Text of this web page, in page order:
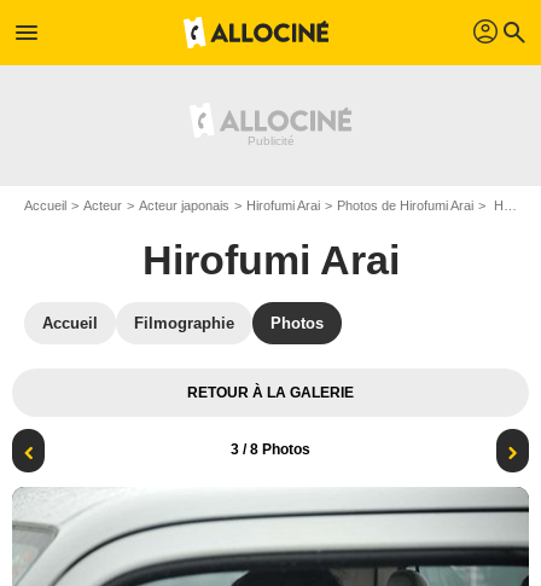
menu profil search
Accueil Acteur Acteur japonais Hirofumi Arai Photos de Hirofumi Arai Hyakuen no koi : Photo Hirofumi Arai, Sakura Andô
Hirofumi Arai
Accueil Filmographie Photos
RETOUR À LA GALERIE
3 / 8 Photos